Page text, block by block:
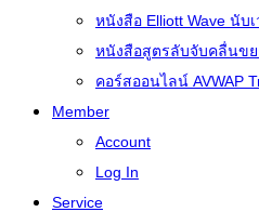
หนังสือ Elliott Wave นับ
หนังสือสูตรลับจับคลื่นขย
คอร์สออนไลน์ AVWAP
Member
Account
Log In
Service